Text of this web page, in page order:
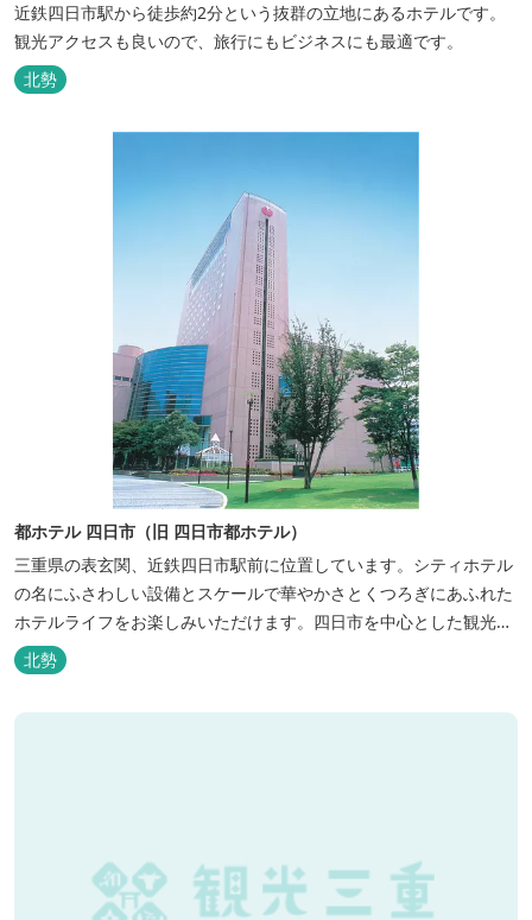
近鉄四日市駅から徒歩約2分という抜群の立地にあるホテルです。
観光アクセスも良いので、旅行にもビジネスにも最適です。
北勢
都ホテル 四日市（旧 四日市都ホテル）
三重県の表玄関、近鉄四日市駅前に位置しています。シティホテル
の名にふさわしい設備とスケールで華やかさとくつろぎにあふれた
ホテルライフをお楽しみいただけます。四日市を中心とした観光、
ビジネス、会議やゴルフ場などへの基点として便利にご利用いただ
けます。
北勢